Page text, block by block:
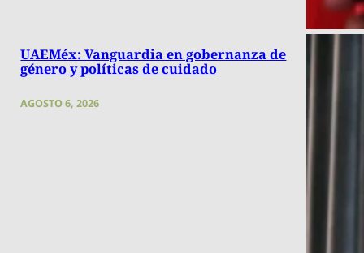
UAEMéx: Vanguardia en gobernanza de
género y políticas de cuidado
AGOSTO 6, 2026